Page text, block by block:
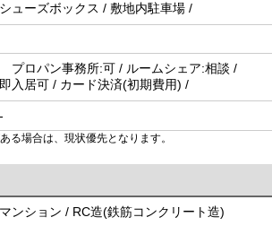
シューズボックス / 敷地内駐車場 /
プロパン事務所:可 / ルームシェア:相談 /
即入居可 / カード決済(初期費用) /
-
る場合は、現状優先となります。
マンション / RC造(鉄筋コンクリート造)